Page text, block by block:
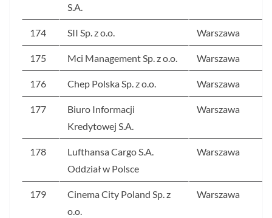
S.A.
174 SII Sp. z o.o. Warszawa
175 Mci Management Sp. z o.o. Warszawa
176 Chep Polska Sp. z o.o. Warszawa
177
Biuro Informacji
Kredytowej S.A.
Warszawa
178
Lufthansa Cargo S.A.
Oddział w Polsce
Warszawa
179
Cinema City Poland Sp. z
o.o.
Warszawa